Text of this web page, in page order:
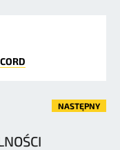
NASTĘPNY